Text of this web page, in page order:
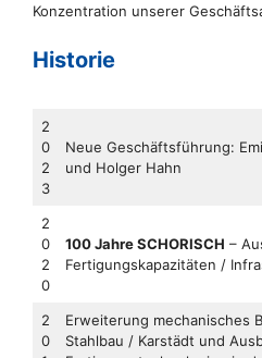
Konzentration unserer
Historie
2
0
2
3
Neue Geschäftsführung:
und Holger Hahn
2
0
2
0
100 Jahre SCHORISCH –
Fertigungskapazitäten /
2
0
Erweiterung mechanisches
Stahlbau / Karstädt und